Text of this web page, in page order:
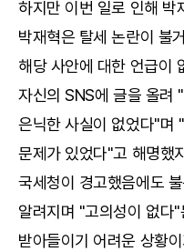
하지만 이번 일로 인해 박
박재혁은 탈세 논란이 불
해당 사안에 대한 언급이
자신의 SNS에 글을 올려
은닉한 사실이 없었다"며
문제가 있었다"고 해명했
국세청이 경고했음에도
알려지며 "고의성이 없다
받아들이기 어려운 상황